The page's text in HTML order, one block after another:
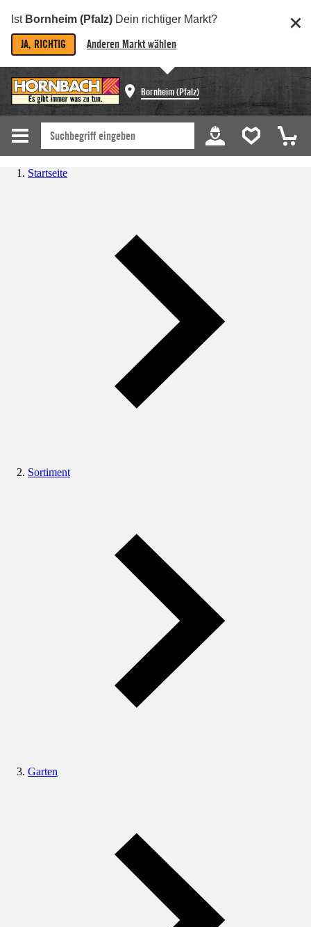
Ist Bornheim (Pfalz) Dein richtiger Markt?
JA, RICHTIG Anderen Markt wählen
Bornheim (Pfalz)
Startseite
Sortiment
Garten